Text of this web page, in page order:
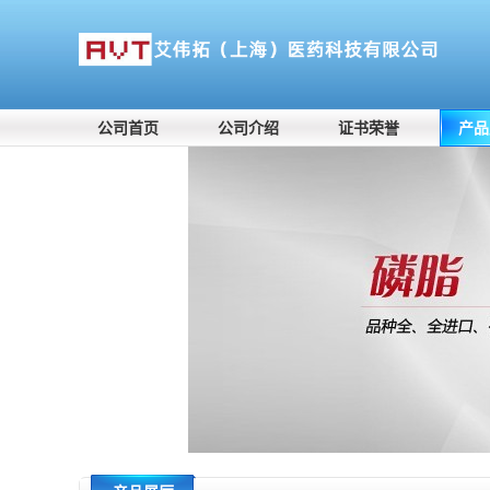
公司首页 公司介绍 证书荣誉 产